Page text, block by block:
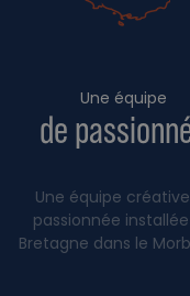
Une équipe
de
Une équipe
passionnée
Bretagne dans le